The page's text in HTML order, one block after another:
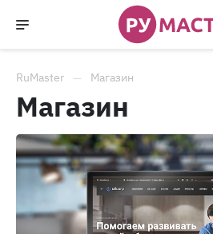
RuMaster Магазин
Магазин